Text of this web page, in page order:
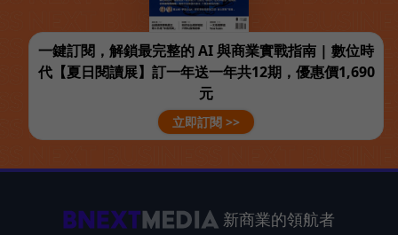
一鍵訂閱，解鎖最完整的 AI 與商業實戰指南 | 數位時
代【夏日閱讀展】訂一年送一年共12期，優惠價1,690
元
立即訂閱 >>
新商業的領航者